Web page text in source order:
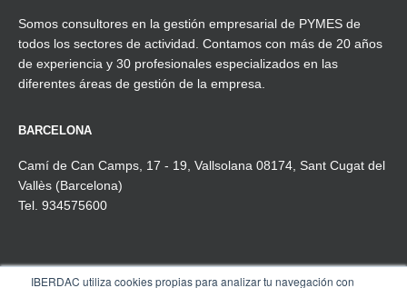
IBERDAC utiliza cookies propias para analizar tu navegación con
Somos consultores en la gestión empresarial de PYMES de
todos los sectores de actividad. Contamos con más de 20 años
de experiencia y 30 profesionales especializados en las
diferentes áreas de gestión de la empresa.
BARCELONA
Camí de Can Camps, 17 - 19, Vallsolana 08174, Sant Cugat del
Vallès (Barcelona)
Tel. 934575600
MADRID